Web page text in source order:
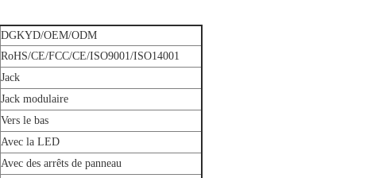
DGKYD/OEM/ODM
RoHS/CE/FCC/CE/ISO9001/ISO14001
Jack
Jack modulaire
Vers le bas
Avec la LED
Avec des arrêts de panneau